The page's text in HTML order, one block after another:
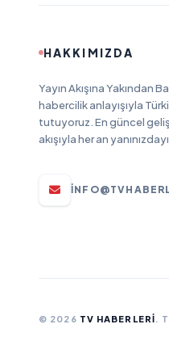
HAKKIMIZDA
Yayın Akışına Yakından
habercilik anlayışıyla
tutuyoruz. En güncel
akışıyla her an
© 2026 TV HABERLERI.